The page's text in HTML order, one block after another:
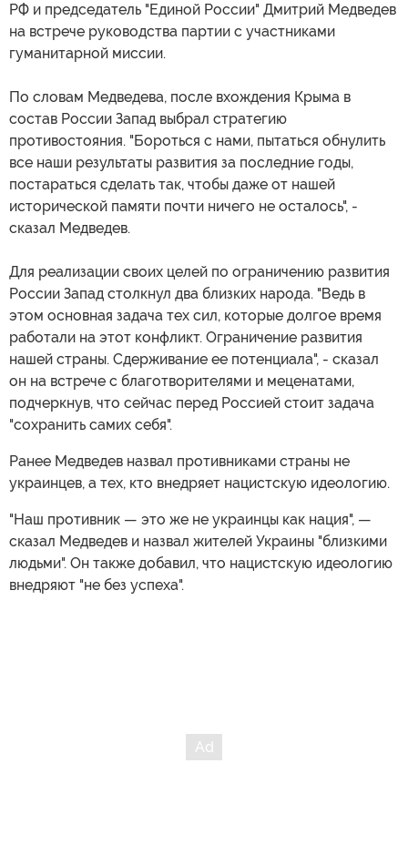
РФ и председатель "Единой России" Дмитрий Медведев
на встрече руководства партии с участниками
гуманитарной миссии.
По словам Медведева, после вхождения Крыма в
состав России Запад выбрал стратегию
противостояния. "Бороться с нами, пытаться обнулить
все наши результаты развития за последние годы,
постараться сделать так, чтобы даже от нашей
исторической памяти почти ничего не осталось", -
сказал Медведев.
Для реализации своих целей по ограничению развития
России Запад столкнул два близких народа. "Ведь в
этом основная задача тех сил, которые долгое время
работали на этот конфликт. Ограничение развития
нашей страны. Сдерживание ее потенциала", - сказал
он на встрече с благотворителями и меценатами,
подчеркнув, что сейчас перед Россией стоит задача
"сохранить самих себя".
Ранее Медведев назвал противниками страны не
украинцев, а тех, кто внедряет нацистскую идеологию.
"Наш противник — это же не украинцы как нация", —
сказал Медведев и назвал жителей Украины "близкими
людьми". Он также добавил, что нацистскую идеологию
внедряют "не без успеха".